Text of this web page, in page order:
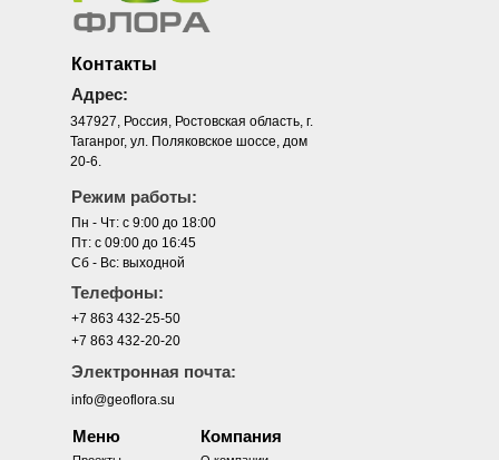
Телефоны:
Режим работы:
Электронная почта:
Пн - Чт: с 9:00 до 18:00
Пт: с 09:00 до 16:45
Сб - Вс: выходной
+7 863 432-25-50
+7 863 432-20-20
Меню
info@geoflora.su
Адрес:
Компания
Контакты
347927, Россия, Ростовская область, г.
Таганрог, ул. Поляковское шоссе, дом
20-6.